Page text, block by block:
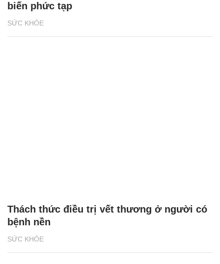
SỨC KHỎE
biến phức tạp
SỨC KHỎE
Thách thức điều trị vết thương ở người có
bệnh nền